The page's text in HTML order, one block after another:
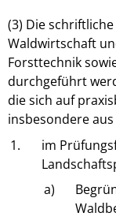
(3) Die
Waldwirtschaft
Forsttechnik
durchgeführt
die sich auf
insbesondere
1.
im
a)